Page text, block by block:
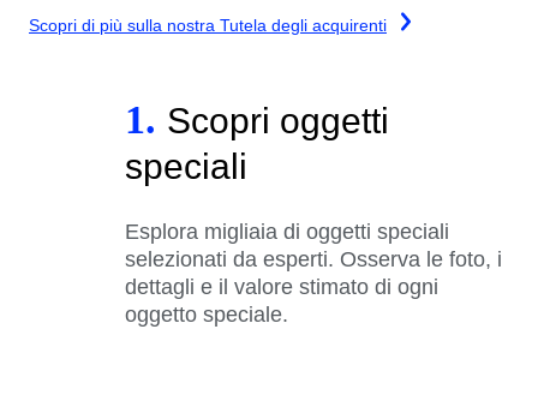
Scopri di più sulla nostra Tutela degli acquirenti
1. Scopri oggetti
speciali
Esplora migliaia di oggetti speciali
selezionati da esperti. Osserva le foto, i
dettagli e il valore stimato di ogni
oggetto speciale.